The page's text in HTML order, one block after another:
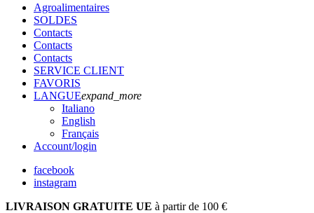
Agroalimentaires
SOLDES
Contacts
Contacts
Contacts
SERVICE CLIENT
FAVORIS
LANGUEexpand_more
Italiano
English
Français
Account/login
facebook
instagram
LIVRAISON GRATUITE UE à partir de 100 €